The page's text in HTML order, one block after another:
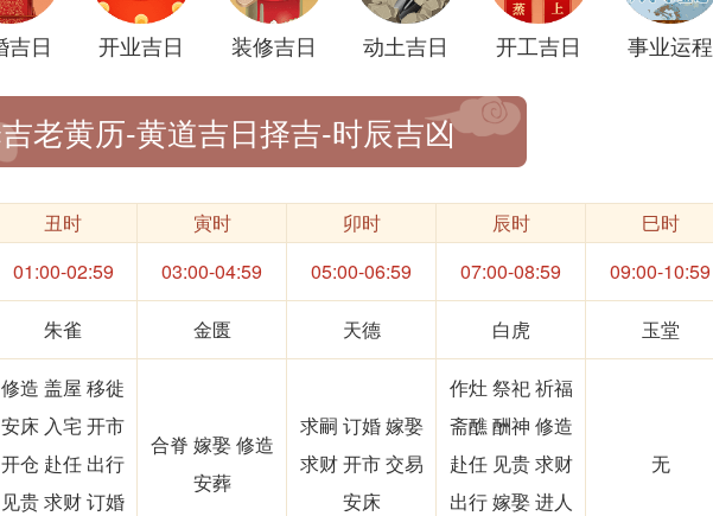
吉日 开业吉日 装修吉日 动土吉日 开工吉日 事业运程
老黄历-黄道吉日择吉-时辰吉凶
丑时 寅时 卯时 辰时
巳时
01:00-02:59 03:00-04:59 05:00-06:59 07:00-08:59 09:00-10:59
朱雀 金匮 天德 白虎 玉堂
修造 盖屋 移徙
安床 入宅 开市
开仓 赴任 出行
见贵 求财 订婚
合脊 嫁娶 修造
安葬
求嗣 订婚 嫁娶
求财 开市 交易
安床
作灶 祭祀 祈福
斋醮 酬神 修造
赴任 见贵 求财
出行 嫁娶 进人
无